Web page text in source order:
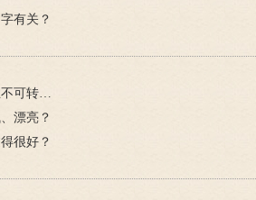
有关？
李炳南答：自作非世说之命运，自受定业不可转，若至心念佛，可改造命运，转定业否？
漂亮？
很好？